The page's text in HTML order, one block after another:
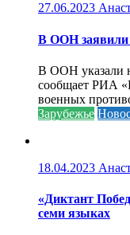
27.06.2023
В ООН заявили
В ООН указали
сообщает РИА
военных
Зарубежье
18.04.2023
«Диктант
семи языках